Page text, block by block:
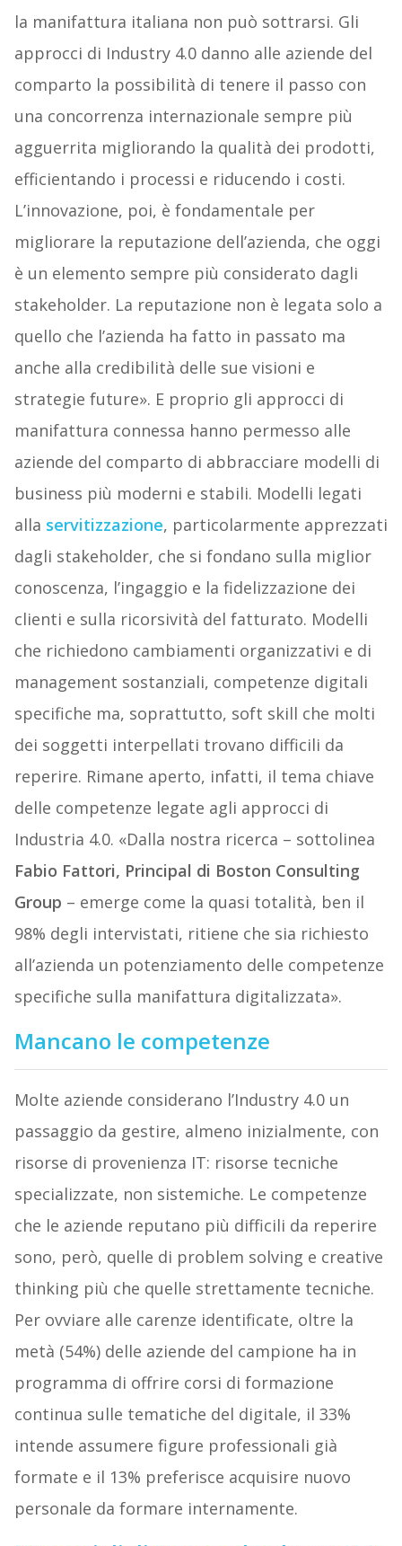
la manifattura italiana non può sottrarsi. Gli
approcci di Industry 4.0 danno alle aziende del
comparto la possibilità di tenere il passo con
una concorrenza internazionale sempre più
agguerrita migliorando la qualità dei prodotti,
efficientando i processi e riducendo i costi.
L’innovazione, poi, è fondamentale per
migliorare la reputazione dell’azienda, che oggi
è un elemento sempre più considerato dagli
stakeholder. La reputazione non è legata solo a
quello che l’azienda ha fatto in passato ma
anche alla credibilità delle sue visioni e
strategie future». E proprio gli approcci di
manifattura connessa hanno permesso alle
aziende del comparto di abbracciare modelli di
business più moderni e stabili. Modelli legati
alla servitizzazione, particolarmente apprezzati
dagli stakeholder, che si fondano sulla miglior
conoscenza, l’ingaggio e la fidelizzazione dei
clienti e sulla ricorsività del fatturato. Modelli
che richiedono cambiamenti organizzativi e di
management sostanziali, competenze digitali
specifiche ma, soprattutto, soft skill che molti
dei soggetti interpellati trovano difficili da
reperire. Rimane aperto, infatti, il tema chiave
delle competenze legate agli approcci di
Industria 4.0. «Dalla nostra ricerca – sottolinea
Fabio Fattori, Principal di Boston Consulting
Group – emerge come la quasi totalità, ben il
98% degli intervistati, ritiene che sia richiesto
all’azienda un potenziamento delle competenze
specifiche sulla manifattura digitalizzata».
Mancano le competenze
Molte aziende considerano l’Industry 4.0 un
passaggio da gestire, almeno inizialmente, con
risorse di provenienza IT: risorse tecniche
specializzate, non sistemiche. Le competenze
che le aziende reputano più difficili da reperire
sono, però, quelle di problem solving e creative
thinking più che quelle strettamente tecniche.
Per ovviare alle carenze identificate, oltre la
metà (54%) delle aziende del campione ha in
programma di offrire corsi di formazione
continua sulle tematiche del digitale, il 33%
intende assumere figure professionali già
formate e il 13% preferisce acquisire nuovo
personale da formare internamente.